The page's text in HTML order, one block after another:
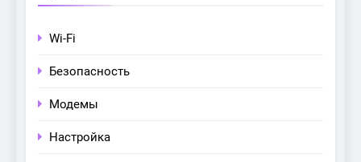
Wi-Fi
Безопасность
Модемы
Настройка